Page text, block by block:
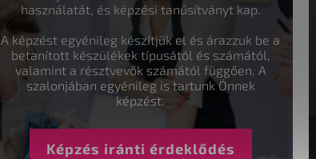
használatát, és képzési tanúsítványt kap.
A képzést egyénileg készítjük el és árazzuk be a
betanított készülékek típusától és számától,
valamint a résztvevők számától függően. A
szalonjában egyénileg is tartunk Önnek
képzést.
Képzés iránti érdeklődés